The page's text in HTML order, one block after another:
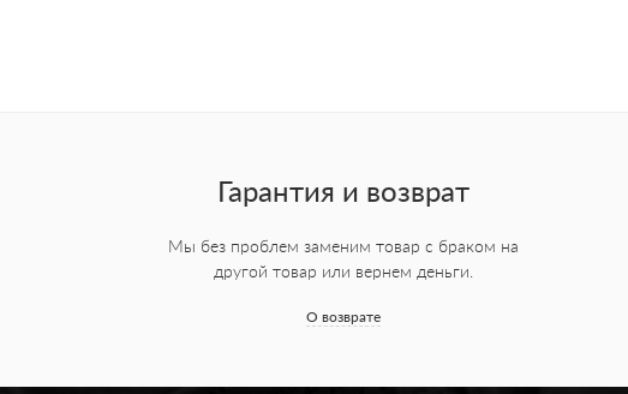
Гарантия и возврат
Мы без проблем заменим товар с браком на
другой товар или вернем деньги.
О возврате